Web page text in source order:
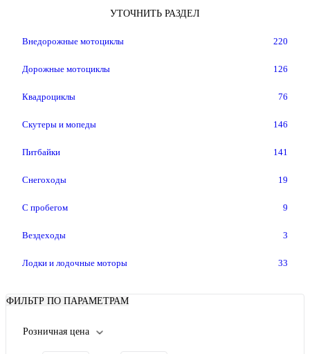
УТОЧНИТЬ РАЗДЕЛ
Внедорожные мотоциклы 220
Дорожные мотоциклы 126
Квадроциклы 76
Скутеры и мопеды 146
Питбайки 141
Снегоходы 19
С пробегом 9
Вездеходы 3
Лодки и лодочные моторы 33
ФИЛЬТР ПО ПАРАМЕТРАМ
Розничная цена